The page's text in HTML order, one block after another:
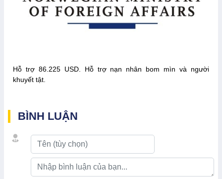
Hỗ trợ 86.225 USD. Hỗ trợ nạn nhân bom mìn và người
khuyết tật.
BÌNH LUẬN